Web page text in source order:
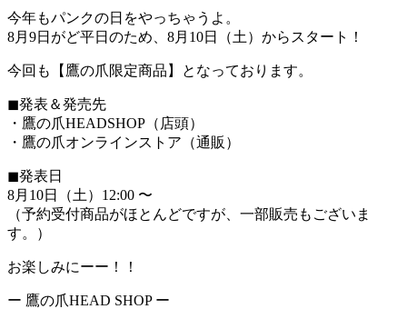
今年もパンクの日をやっちゃうよ。
8月9日がど平日のため、8月10日（土）からスタート！
今回も【鷹の爪限定商品】となっております。
◼︎発表＆発売先
・鷹の爪HEADSHOP（店頭）
・鷹の爪オンラインストア（通販）
◼︎発表日
8月10日（土）12:00 〜
（予約受付商品がほとんどですが、一部販売もございま
す。）
お楽しみにーー！！
ー 鷹の爪HEAD SHOP ー